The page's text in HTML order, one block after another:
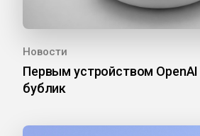
Новости
Первым устройством
бублик